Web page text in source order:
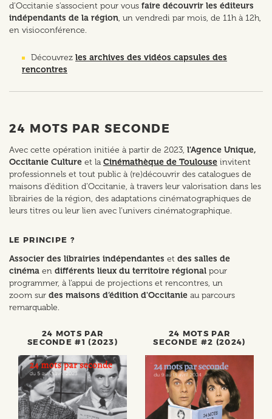
d'Occitanie s'associent pour vous faire découvrir les éditeurs
indépendants de la région, un vendredi par mois, de 11h à 12h,
en visioconférence.
Découvrez les archives des vidéos capsules des
rencontres
24 MOTS PAR SECONDE
Avec cette opération initiée à partir de 2023, l'Agence Unique,
Occitanie Culture et la Cinémathèque de Toulouse invitent
professionnels et tout public à (re)découvrir des catalogues de
maisons d’édition d’Occitanie, à travers leur valorisation dans les
librairies de la région, des adaptations cinématographiques de
leurs titres ou leur lien avec l’univers cinématographique.
LE PRINCIPE ?
Associer des librairies indépendantes et des salles de
cinéma en différents lieux du territoire régional pour
programmer, à l’appui de projections et rencontres, un
zoom sur des maisons d’édition d'Occitanie au parcours
remarquable.
24 MOTS PAR
SECONDE #1 (2023)
24 MOTS PAR
SECONDE #2 (2024)